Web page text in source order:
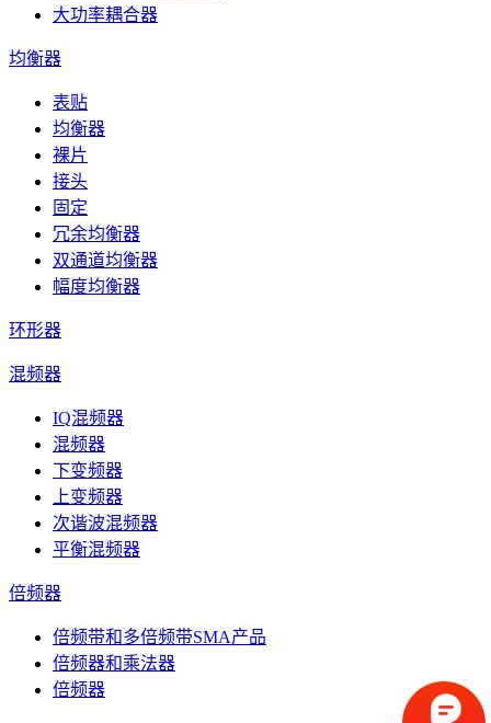
大功率耦合器
均衡器
表贴
均衡器
裸片
接头
固定
冗余均衡器
双通道均衡器
幅度均衡器
环形器
混频器
IQ混频器
混频器
下变频器
上变频器
次谐波混频器
平衡混频器
倍频器
倍频带和多倍频带SMA产品
倍频器和乘法器
倍频器